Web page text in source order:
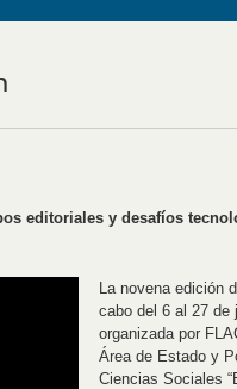
editoriales y desafíos
La novena edición
cabo del 6 al 27 de
organizada por
Área de Estado y
Ciencias Sociales